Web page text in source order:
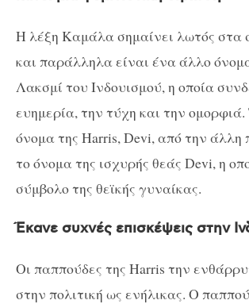
Η λέξη Καμάλα σημαίνει λωτός στα
και παράλληλα είναι ένα άλλο
Λακσμί του Ινδουισμού, η οποία
ευημερία, την τύχη και την
όνομα της Harris, Devi, από την άλλη
το όνομα της ισχυρής θεάς Devi, η
σύμβολο της θεϊκής γυναίκας.
Έκανε συχνές επισκέψεις στην
Οι παππούδες της Harris την
στην πολιτική ως ενήλικας. Ο